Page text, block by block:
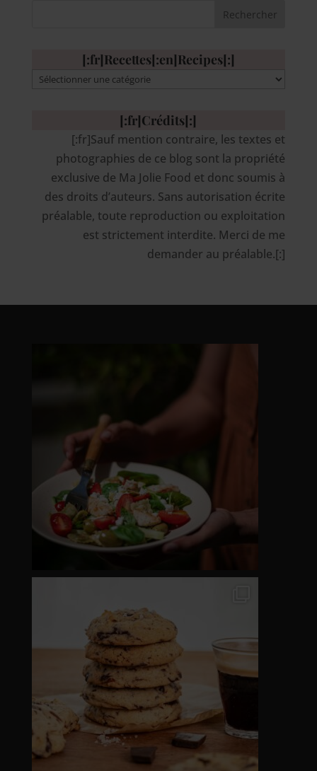
[:fr]Recettes[:en]Recipes[:]
[:fr]Recettes[:en]Recipes[:]
[:fr]Crédits[:]
[:fr]Sauf mention contraire, les textes et
photographies de ce blog sont la propriété
exclusive de Ma Jolie Food et donc soumis à
des droits d’auteurs. Sans autorisation écrite
préalable, toute reproduction ou exploitation
est strictement interdite. Merci de me
demander au préalable.[:]